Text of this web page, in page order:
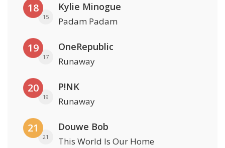
18
15
Kylie Minogue
Padam Padam
19
17
OneRepublic
Runaway
20
19
P!NK
Runaway
21
21
Douwe Bob
This World Is Our Home